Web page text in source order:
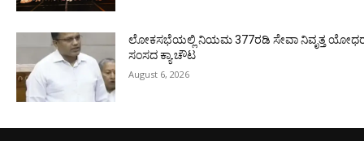
ಲೋಕಸಭೆಯಲ್ಲಿ ನಿಯಮ 377ರಡಿ ಸೇವಾ ನಿವೃತ್ತ
ಸಂಸದ ಕ್ಯಾ.ಚೌಟ
August 6, 2026